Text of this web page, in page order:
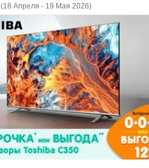
(18 Апреля - 19 Мая 2026)